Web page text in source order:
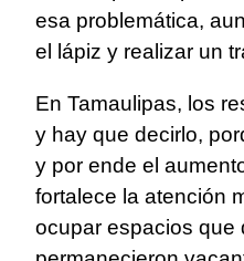
esa problemática,
el lápiz y realizar un
En Tamaulipas, los
y hay que decirlo,
y por ende el
fortalece la atención
ocupar espacios que